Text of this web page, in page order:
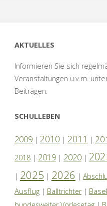
AKTUELLES
Informieren Sie sich
Veranstaltungen u.v.m.
Beiträgen.
SCHULLEBEN
2009| 2010 | 2011 |
2018| 2019| 2020|
| 2025 | 2026 |
Ausflug| Balltrichter|